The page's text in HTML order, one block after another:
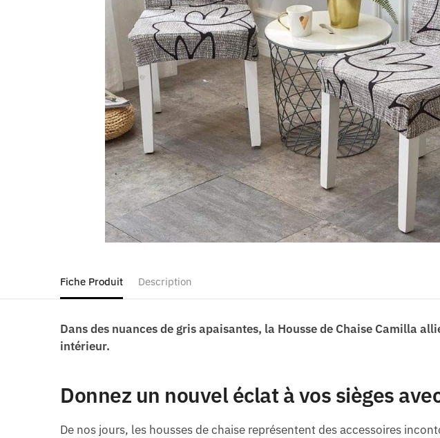
Fiche Produit Description
Dans des nuances de gris apaisantes, la Housse de Chaise Camilla
intérieur.
Donnez un nouvel éclat à vos sièges
De nos jours, les housses de chaise représentent des accessoires